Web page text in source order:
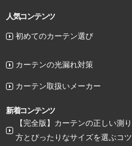
人気コンテンツ
初めてのカーテン選び
カーテンの光漏れ対策
カーテン取扱いメーカー
新着コンテンツ
【完全版】カーテンの正しい測り
方とぴったりなサイズを選ぶコツ